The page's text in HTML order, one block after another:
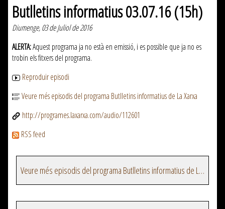
Butlletins informatius 03.07.16 (15h)
Diumenge, 03 de Juliol de 2016
ALERTA:Aquest programa ja no està en emissió, i es possible que ja no es
trobin els fitxers del programa.
Reproduir episodi
Veure més episodis del programa Butlletins informatius de La Xarxa
http://programes.laxarxa.com/audio/112601
RSS feed
Veure més episodis del programa Butlletins informatius de La Xarxa